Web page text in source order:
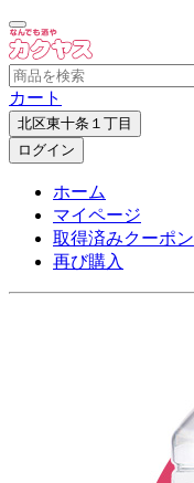
カート
北区東十条１丁目
ログイン
ホーム
マイページ
取得済みクーポン
再び購入